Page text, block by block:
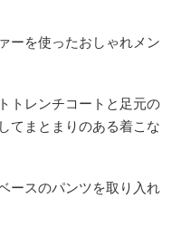
ーを使ったおしゃれメン
トレンチコートと足元の
てまとまりのある着こな
ースのパンツを取り入れ